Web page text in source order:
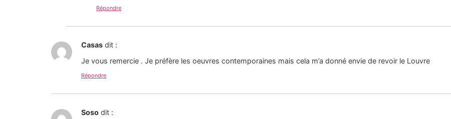
Répondre
Casas dit :
Je vous remercie . Je préfère les oeuvres contemporaines mais cela m’a donné envie de revoir le Louvre
Répondre
Soso dit :